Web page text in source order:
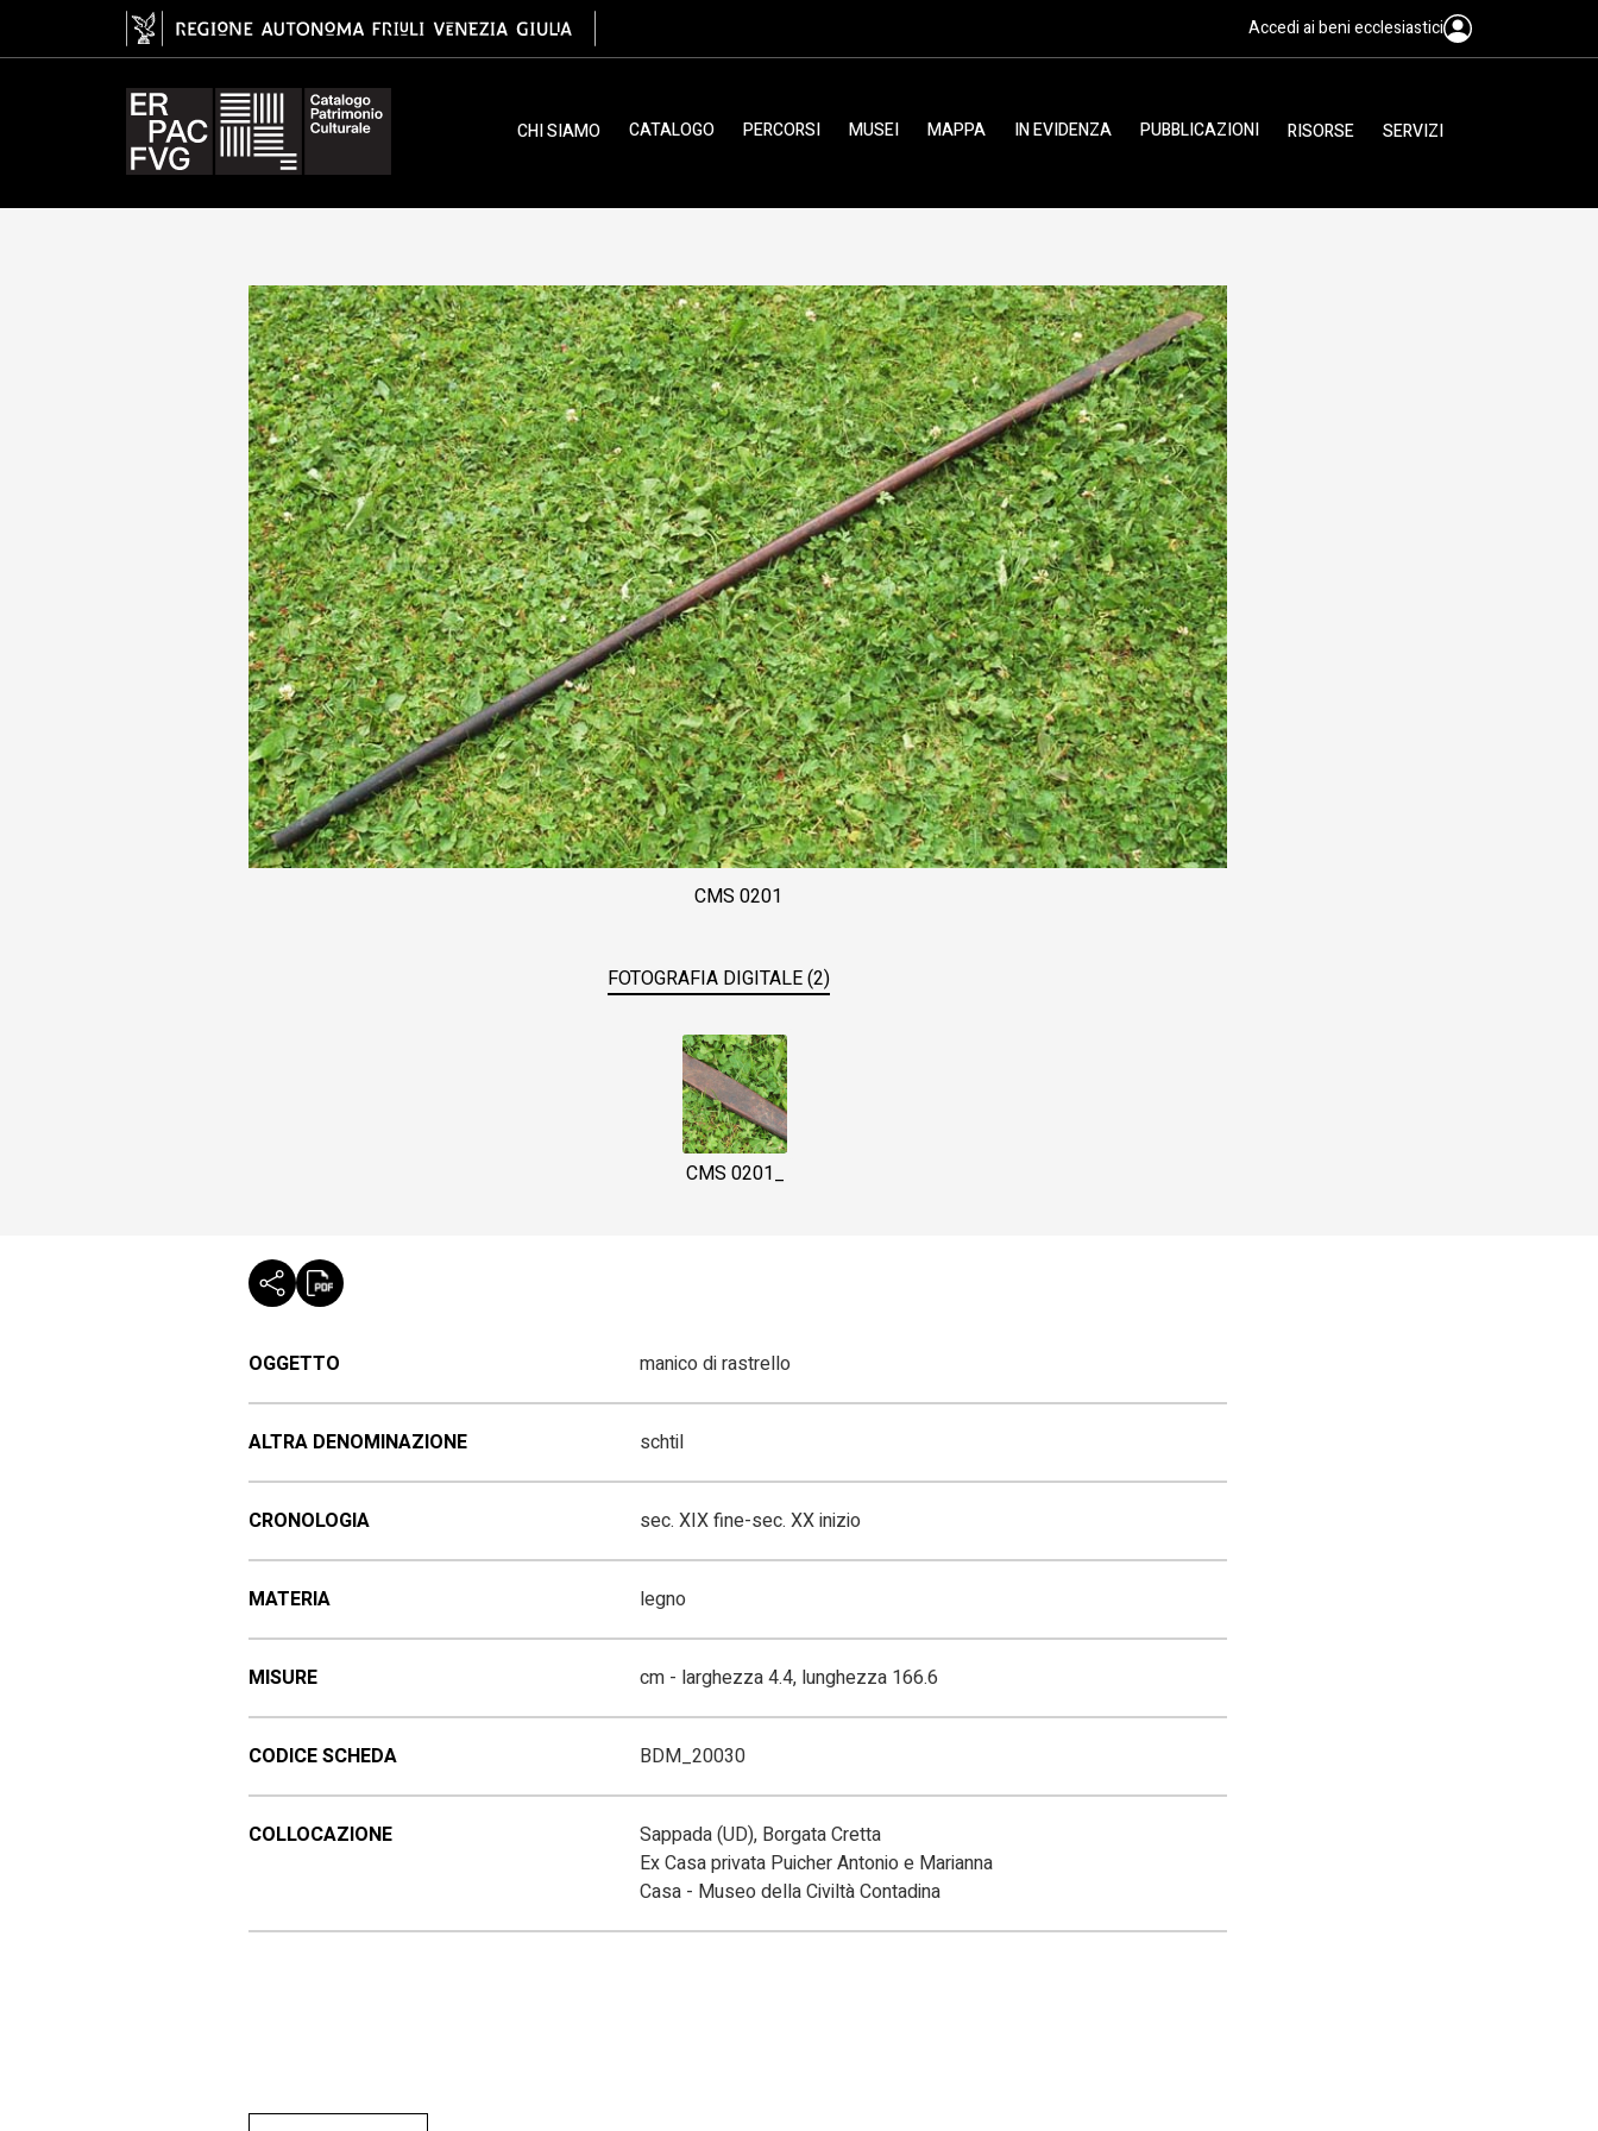
manico di rastrello, schtil Accedi ai beni ecclesiastici
CHI SIAMO CATALOGO PERCORSI MUSEI MAPPA IN EVIDENZA PUBBLICAZIONI RISORSE SERVIZI
CMS 0201
FOTOGRAFIA DIGITALE (2)
CMS 0201_
OGGETTO manico di rastrello
ALTRA DENOMINAZIONE schtil
CRONOLOGIA sec. XIX fine-sec. XX inizio
MATERIA legno
MISURE cm - larghezza 4.4, lunghezza 166.6
CODICE SCHEDA BDM_20030
COLLOCAZIONE
Sappada (UD), Borgata Cretta
Ex Casa privata Puicher Antonio e Marianna
Casa - Museo della Civiltà Contadina